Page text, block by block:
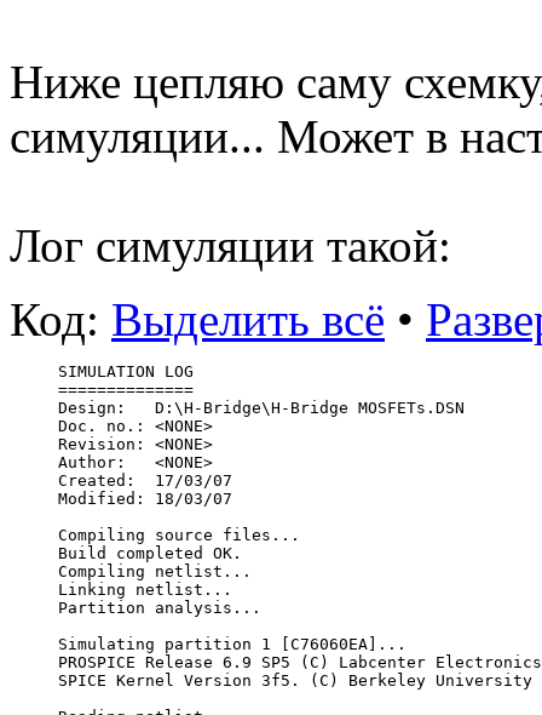
Ниже цепляю саму
симуляции... Может в
Лог симуляции такой:
Код: Выделить всё •
SIMULATION LOG
==============
Design:   D:\H-Bridge\H-Bridge MOSFETs.DSN
Doc. no.: <NONE>
Revision: <NONE>
Author:   <NONE>
Created:  17/03/07
Modified: 18/03/07
Compiling source files...
Build completed OK.
Compiling netlist...
Linking netlist...
Partition analysis...
Simulating partition 1 [C76060EA]...
PROSPICE Release 6.9 SP5 (C) Labcenter
SPICE Kernel Version 3f5. (C) Berkeley University